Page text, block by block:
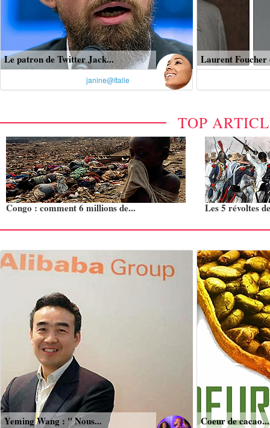
Le patron de Twitter Jack...
janine@Italie
Laurent Foucher
TOP
Congo : comment 6 millions de... Les 5 révoltes
Yeming Wang : " Nous... Coeur de cacao...